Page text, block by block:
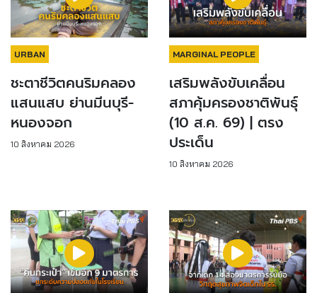
URBAN
ชะตาชีวิตคนริมคลอง
แสนแสบ ย่านมีนบุรี-
หนองจอก
10 สิงหาคม 2026
MARGINAL PEOPLE
เสริมพลังขับเคลื่อน
สภาคุ้มครองชาติพันธุ์
(10 ส.ค. 69) | ตรง
ประเด็น
10 สิงหาคม 2026